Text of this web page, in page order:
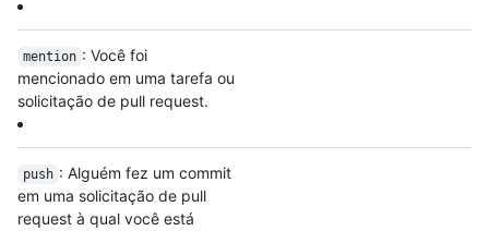
mention : Você foi
mencionado em uma tarefa ou
solicitação de pull request.
push : Alguém fez um commit
em uma solicitação de pull
request à qual você está